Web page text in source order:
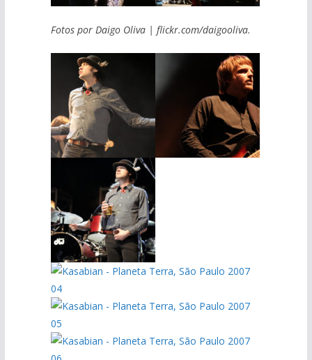
Fotos por Daigo Oliva | flickr.com/daigooliva.